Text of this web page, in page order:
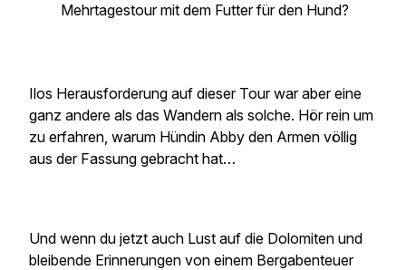
Mehrtagestour mit dem Futter für den Hund?
Ilos Herausforderung auf dieser Tour war aber eine
ganz andere als das Wandern als solche. Hör rein um
zu erfahren, warum Hündin Abby den Armen völlig
aus der Fassung gebracht hat…
Und wenn du jetzt auch Lust auf die Dolomiten und
bleibende Erinnerungen von einem Bergabenteuer